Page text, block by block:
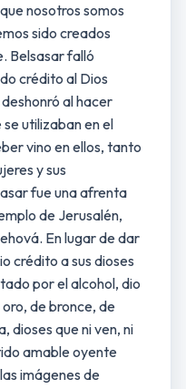
nosotros somos
sido creados
Belsasar falló
crédito al Dios
al hacer
utilizaban en el
vino en ellos, tanto
y sus
fue una afrenta
de Jerusalén,
En lugar de dar
crédito a sus dioses
por el alcohol, dio
de bronce, de
dioses que ni ven, ni
amable oyente
imágenes de